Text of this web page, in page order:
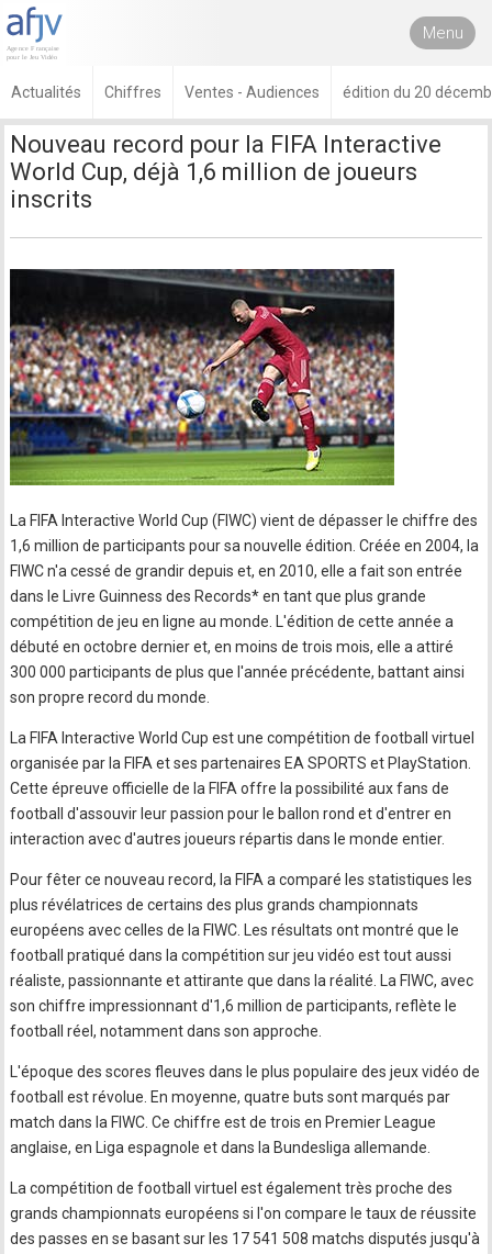
Menu
Actualités Chiffres Ventes - Audiences édition du 20
Nouveau record pour la FIFA Interactive
World Cup, déjà 1,6 million de joueurs
inscrits
La FIFA Interactive World Cup (FIWC) vient de dépasser le chiffre des
1,6 million de participants pour sa nouvelle édition. Créée en 2004, la
FIWC n'a cessé de grandir depuis et, en 2010, elle a fait son entrée
dans le Livre Guinness des Records* en tant que plus grande
compétition de jeu en ligne au monde. L'édition de cette année a
débuté en octobre dernier et, en moins de trois mois, elle a attiré
300 000 participants de plus que l'année précédente, battant ainsi
son propre record du monde.
La FIFA Interactive World Cup est une compétition de football virtuel
organisée par la FIFA et ses partenaires EA SPORTS et PlayStation.
Cette épreuve officielle de la FIFA offre la possibilité aux fans de
football d'assouvir leur passion pour le ballon rond et d'entrer en
interaction avec d'autres joueurs répartis dans le monde entier.
Pour fêter ce nouveau record, la FIFA a comparé les statistiques les
plus révélatrices de certains des plus grands championnats
européens avec celles de la FIWC. Les résultats ont montré que le
football pratiqué dans la compétition sur jeu vidéo est tout aussi
réaliste, passionnante et attirante que dans la réalité. La FIWC, avec
son chiffre impressionnant d'1,6 million de participants, reflète le
football réel, notamment dans son approche.
L'époque des scores fleuves dans le plus populaire des jeux vidéo de
football est révolue. En moyenne, quatre buts sont marqués par
match dans la FIWC. Ce chiffre est de trois en Premier League
anglaise, en Liga espagnole et dans la Bundesliga allemande.
La compétition de football virtuel est également très proche des
grands championnats européens si l'on compare le taux de réussite
des passes en se basant sur les 17 541 508 matchs disputés jusqu'à